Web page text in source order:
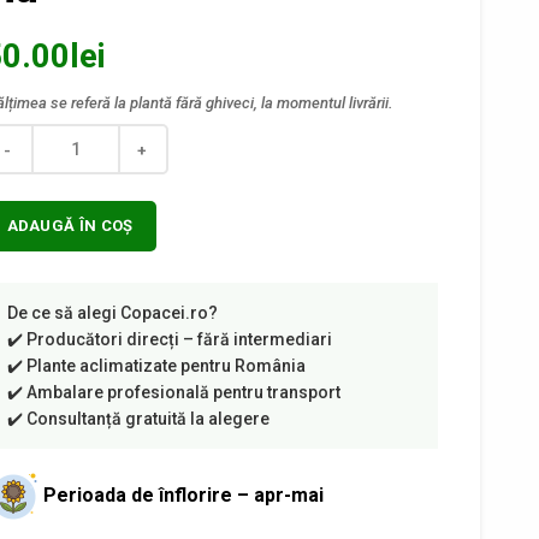
lei
ADAUGĂ ÎN COȘ
Perioada de înflorire – apr-mai